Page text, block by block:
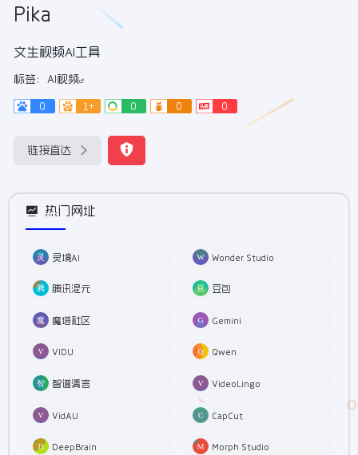
Pika
文生视频AI工具
标签： AI视频
0 1+ 0 0 0
链接直达
热门网址
灵境AI Wonder Studio
腾讯混元 豆包
魔塔社区 Gemini
VIDU Qwen
智谱清言 VideoLingo
VidAU CapCut
DeepBrain Morph Studio